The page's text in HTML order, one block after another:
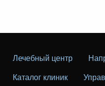
Лечебный центр
Каталог клиник